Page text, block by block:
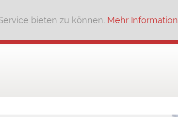
bieten zu können. Mehr Information